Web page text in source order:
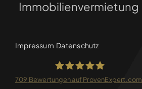
Immobilienvermietung
Impressum Datenschutz
709 Bewertungen auf ProvenExpert.com